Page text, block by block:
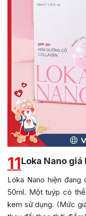
11Loka Nano giá
Loka Nano hiện đang
50ml. Một tuýp có
kem sử dụng. (Mức